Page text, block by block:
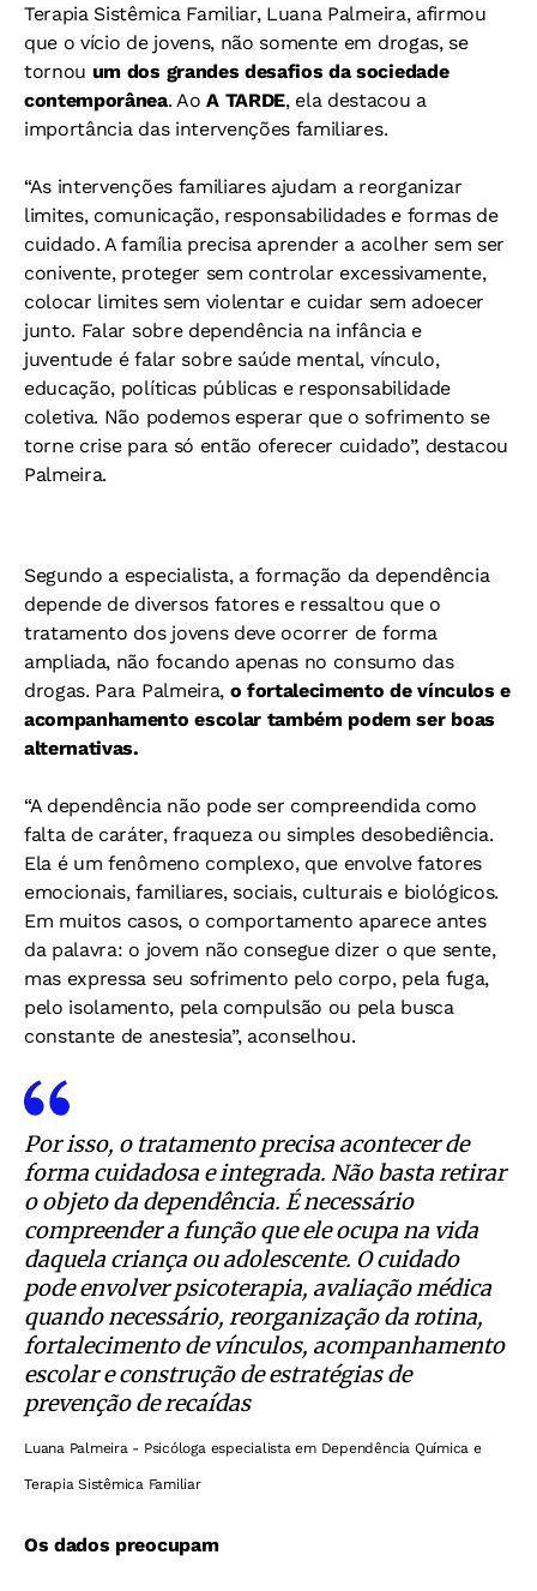
Terapia Sistêmica Familiar, Luana Palmeira, afirmou
que o vício de jovens, não somente em drogas, se
tornou um dos grandes desafios da sociedade
contemporânea. AoA TARDE, ela destacou a
importância das intervenções familiares.
“As intervenções familiares ajudam a reorganizar
limites, comunicação, responsabilidades e formas de
cuidado. A família precisa aprender a acolher sem ser
conivente, proteger sem controlar excessivamente,
colocar limites sem violentar e cuidar sem adoecer
junto. Falar sobre dependência na infância e
juventude é falar sobre saúde mental, vínculo,
educação, políticas públicas e responsabilidade
coletiva. Não podemos esperar que o sofrimento se
torne crise para só então oferecer cuidado”, destacou
Palmeira.
Segundo a especialista, a formação da dependência
depende de diversos fatores e ressaltou que o
tratamento dos jovens deve ocorrer de forma
ampliada, não focando apenas no consumo das
drogas. Para Palmeira, o fortalecimento de vínculos e
acompanhamento escolar também podem ser boas
alternativas.
“A dependência não pode ser compreendida como
falta de caráter, fraqueza ou simples desobediência.
Ela é um fenômeno complexo, que envolve fatores
emocionais, familiares, sociais, culturais e biológicos.
Em muitos casos, o comportamento aparece antes
da palavra: o jovem não consegue dizer o que sente,
mas expressa seu sofrimento pelo corpo, pela fuga,
pelo isolamento, pela compulsão ou pela busca
constante de anestesia”, aconselhou.
Por isso, o tratamento precisa acontecer de
forma cuidadosa e integrada. Não basta retirar
o objeto da dependência. É necessário
compreender a função que ele ocupa na vida
daquela criança ou adolescente. O cuidado
pode envolver psicoterapia, avaliação médica
quando necessário, reorganização da rotina,
fortalecimento de vínculos, acompanhamento
escolar e construção de estratégias de
prevenção de recaídas
Luana Palmeira - Psicóloga especialista em Dependência Química e
Terapia Sistêmica Familiar
Os dados preocupam